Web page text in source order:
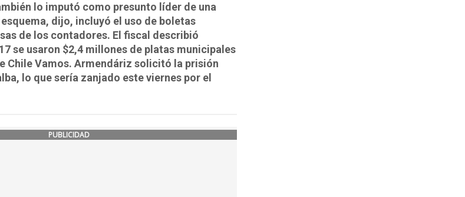
lo imputó como presunto líder de una
dijo, incluyó el uso de boletas
de los contadores. El fiscal describió
se usaron $2,4 millones de platas municipales
Chile Vamos. Armendáriz solicitó la prisión
lo que sería zanjado este viernes por el
PUBLICIDAD